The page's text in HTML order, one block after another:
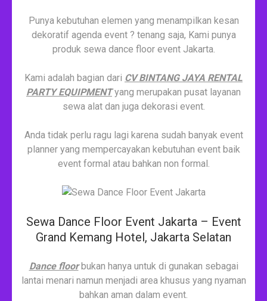
Punya kebutuhan elemen yang menampilkan kesan
dekoratif agenda event ? tenang saja, Kami punya
produk sewa dance floor event Jakarta.
Kami adalah bagian dari CV BINTANG JAYA RENTAL
PARTY EQUIPMENTyang merupakan pusat layanan
sewa alat dan juga dekorasi event.
Anda tidak perlu ragu lagi karena sudah banyak event
planner yang mempercayakan kebutuhan event baik
event formal atau bahkan non formal.
Sewa Dance Floor Event Jakarta – Event
Grand Kemang Hotel, Jakarta Selatan
Dance floorbukan hanya untuk di gunakan sebagai
lantai menari namun menjadi area khusus yang nyaman
bahkan aman dalam event.